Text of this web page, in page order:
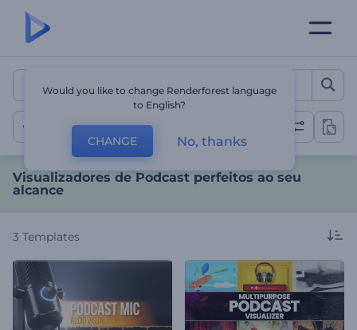
Visualizadores de
Visualizadores de Podcast
Visualizadores de Podcast perfeitos ao seu
alcance
3 Templates
Would you like to change Renderforest language
to English?
CHANGE No, thanks